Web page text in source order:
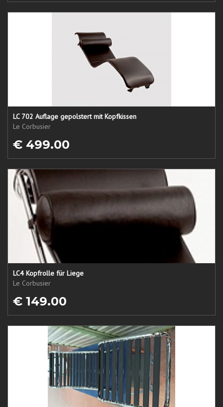
LC 702 Auflage gepolstert mit Kopfkissen
Le Corbusier
€ 499.00
LC4 Kopfrolle für Liege
Le Corbusier
€ 149.00